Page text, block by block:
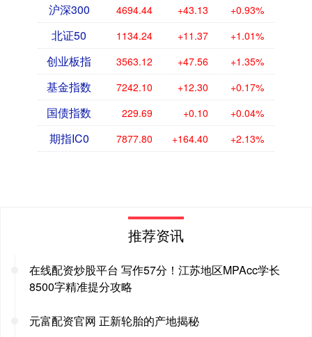
沪深300 4694.44 +43.13 +0.93%
北证50 1134.24 +11.37 +1.01%
创业板指 3563.12 +47.56 +1.35%
基金指数 7242.10 +12.30 +0.17%
国债指数 229.69 +0.10 +0.04%
期指IC0 7877.80 +164.40 +2.13%
推荐资讯
在线配资炒股平台 写作57分！江苏地区MPAcc学长
8500字精准提分攻略
元富配资官网 正新轮胎的产地揭秘